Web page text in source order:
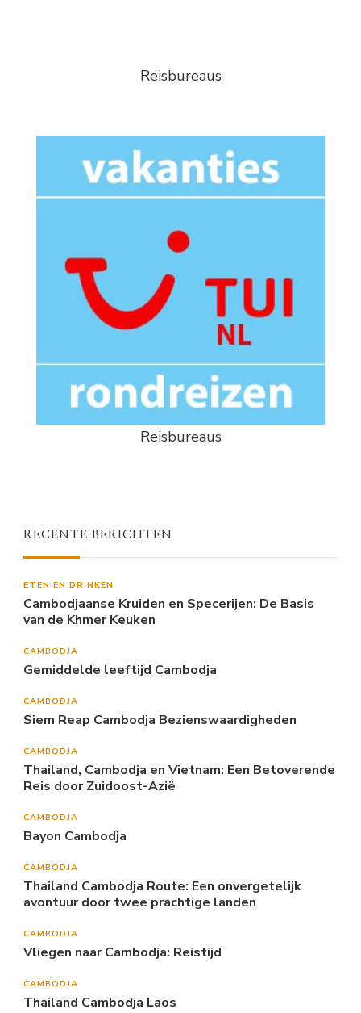
Reisbureaus
Reisbureaus
RECENTE BERICHTEN
ETEN EN DRINKEN
Cambodjaanse Kruiden en Specerijen: De Basis
van de Khmer Keuken
CAMBODJA
Gemiddelde leeftijd Cambodja
CAMBODJA
Siem Reap Cambodja Bezienswaardigheden
CAMBODJA
Thailand, Cambodja en Vietnam: Een Betoverende
Reis door Zuidoost-Azië
CAMBODJA
Bayon Cambodja
CAMBODJA
Thailand Cambodja Route: Een onvergetelijk
avontuur door twee prachtige landen
CAMBODJA
Vliegen naar Cambodja: Reistijd
CAMBODJA
Thailand Cambodja Laos